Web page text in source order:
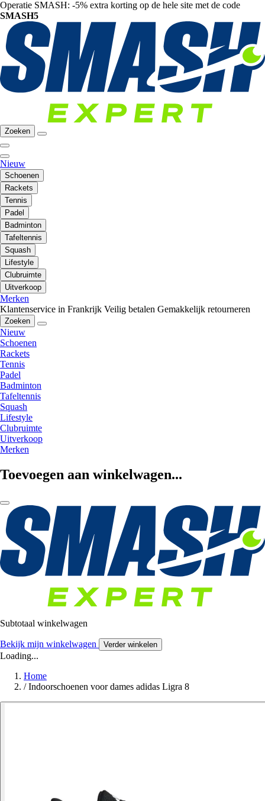
Operatie SMASH: -5% extra korting op de hele site met de code
SMASH5
Zoeken
Nieuw
Schoenen
Rackets
Tennis
Padel
Badminton
Tafeltennis
Squash
Lifestyle
Clubruimte
Uitverkoop
Merken
Klantenservice in Frankrijk Veilig betalen Gemakkelijk retourneren
Zoeken
Nieuw
Schoenen
Rackets
Tennis
Padel
Badminton
Tafeltennis
Squash
Lifestyle
Clubruimte
Uitverkoop
Merken
Toevoegen aan winkelwagen...
Subtotaal winkelwagen
Bekijk mijn winkelwagen Verder winkelen
Loading...
Home
/ Indoorschoenen voor dames adidas Ligra 8